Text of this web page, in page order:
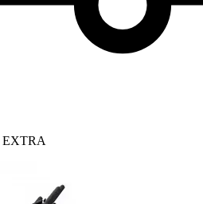
EXTRA